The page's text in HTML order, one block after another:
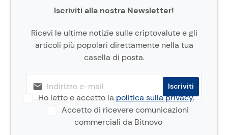
Iscriviti alla nostra Newsletter!
Ricevi le ultime notizie sulle criptovalute e gli
articoli più popolari direttamente nella tua
casella di posta.
Ho letto e accetto lapolitica sulla privacy.
Accetto di ricevere comunicazioni
commerciali da Bitnovo